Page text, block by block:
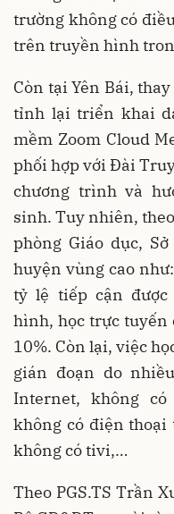
trường không có
trên truyền hình
Còn tại Yên Bái,
tỉnh lại triển khai
mềm Zoom Cloud
phối hợp với Đài
chương trình và
sinh. Tuy nhiên,
phòng Giáo dục,
huyện vùng cao
tỷ lệ tiếp cận
hình, học trực tuyến
10%. Còn lại, việc
gián đoạn do
Internet, không
không có điện
không có tivi,…
Theo PGS.TS Trần